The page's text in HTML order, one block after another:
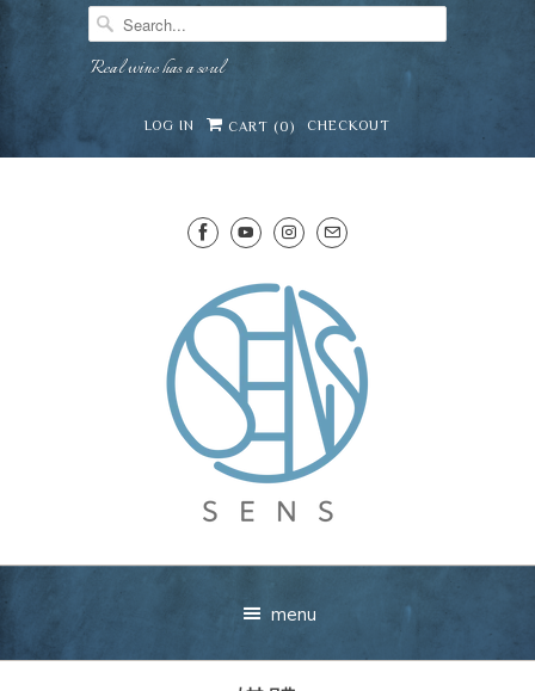
Real wine has a soul
LOG IN CART (0) CHECKOUT
menu
Mirai · Wine Advisor
Hi — I'm Mirai, your SENS wine advisor. Tell me what
celebrating, or in the mood for, and I'll help you find
lovely from our cellar.